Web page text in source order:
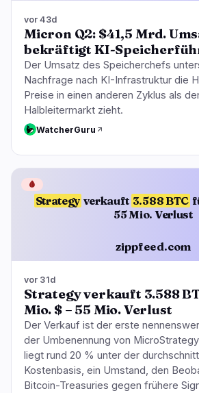
vor 43d
Micron Q2: $41,5 Mrd.
bekräftigt KI-
Der Umsatz des Speicherchefs
Nachfrage nach KI-Infrastruktur die
Preise in einen anderen Zyklus als
Halbleitermarkt zieht.
WatcherGuru
Strategy verkauft 3.588 BTC
55 Mio. Verlust
zippfeed.com
🩸
vor 31d
Strategy verkauft 3.588
Mio. $ – 55 Mio. Verlust
Der Verkauf ist der erste
der Umbenennung von
liegt rund 20 % unter der
Kostenbasis, ein Umstand, den
Bitcoin-Treasuries gegen frühere